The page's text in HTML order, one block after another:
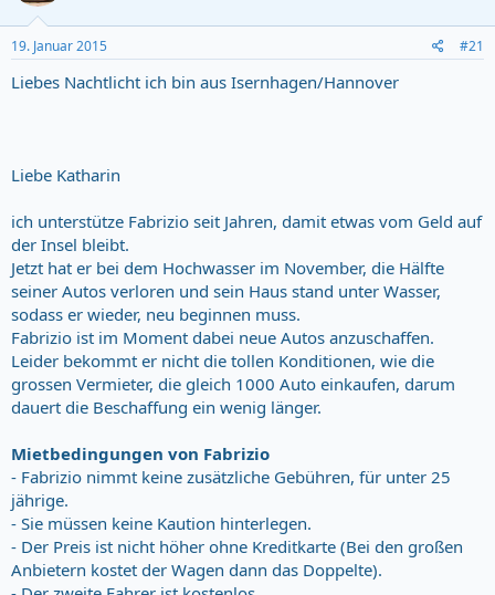
19. Januar 2015 #21
Liebes Nachtlicht ich bin aus Isernhagen/Hannover
Liebe Katharin
ich unterstütze Fabrizio seit Jahren, damit etwas vom Geld auf
der Insel bleibt.
Jetzt hat er bei dem Hochwasser im November, die Hälfte
seiner Autos verloren und sein Haus stand unter Wasser,
sodass er wieder, neu beginnen muss.
Fabrizio ist im Moment dabei neue Autos anzuschaffen.
Leider bekommt er nicht die tollen Konditionen, wie die
grossen Vermieter, die gleich 1000 Auto einkaufen, darum
dauert die Beschaffung ein wenig länger.
Mietbedingungen von Fabrizio
- Fabrizio nimmt keine zusätzliche Gebühren, für unter 25
jährige.
- Sie müssen keine Kaution hinterlegen.
- Der Preis ist nicht höher ohne Kreditkarte (Bei den großen
Anbietern kostet der Wagen dann das Doppelte).